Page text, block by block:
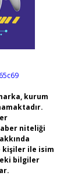
kurum
niteliği
kişiler ile isim
bilgiler